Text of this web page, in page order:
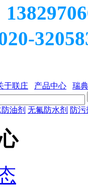
于联庄 产品中心 瑞
油剂 无氟防水剂 防污